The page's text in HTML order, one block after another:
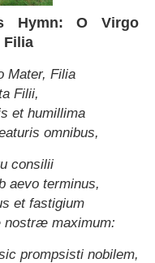
Hymn: O Virgo
Filia
Mater, Filia
Filii,
et humillima
omnibus,
consilii
aevo terminus,
et fastigium
maximum:
prompsisti nobilem,